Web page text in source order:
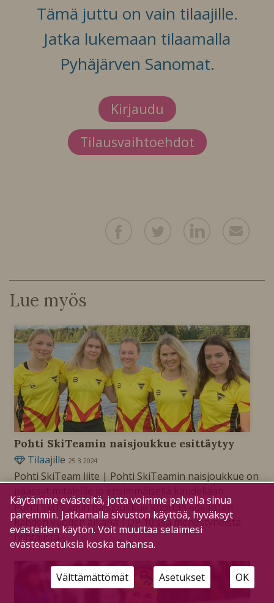
Tämä juttu on vain tilaajille.
Jatka lukemaan tilaamalla
Pyhäjärven Sanomat.
Kirjaudu
Tilausvaihtoehdot
Lue myös
Pohti SkiTeamin naisjoukkue esittäytyy
Tilaajille 25.3.2024
Pohti SkiTeam liite | Pohti SkiTeamin naisjoukkue on
Pohti SkiTeamin naisjoukkue koottiin edellisten
kahden vuoden aikana TOP 10:ssa menestyneistä
hiihtäjistä.
Käytämme evästeitä, jotta voimme palvella sinua
paremmin. Jatkamalla sivuston käyttöä, hyväksyt
evästeiden käytön. Voit muuttaa selaimesi
evästeasetuksia koska tahansa.
Välttämättömät Asetukset OK